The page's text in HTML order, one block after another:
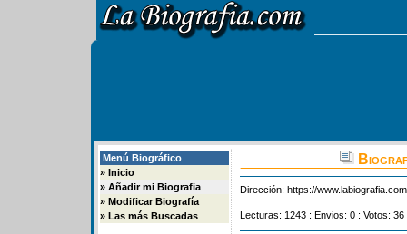
Menú Biográfico
» Inicio
» Añadir mi Biografia
» Modificar Biografía
» Las más Buscadas
Dirección: https://
Lecturas: 1243 : Envios: 0 : Votos: